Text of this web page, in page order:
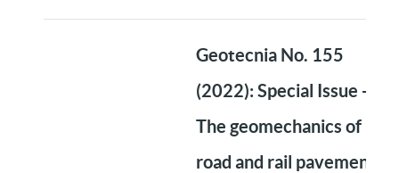
Geotecnia No. 155
(2022): Special Issue -
The geomechanics of
road and rail pavements